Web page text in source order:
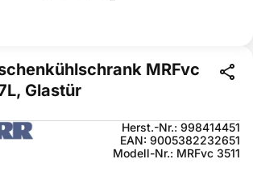
MRFvc
Glastür
Herst.-Nr.: 998414451
EAN: 9005382232651
Modell-Nr.: MRFvc 3511